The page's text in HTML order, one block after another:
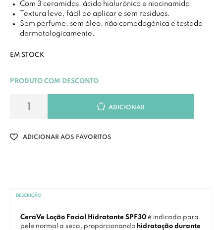
Com 3 ceramidas, ácido hialurónico e niacinamida.
Textura leve, fácil de aplicar e sem resíduos.
Sem perfume, sem óleo, não comedogénica e testada
dermatologicamente.
EM STOCK
PRODUTO COM DESCONTO
ADICIONAR
ADICIONAR AOS FAVORITOS
DESCRIÇÃO
CeraVe Loção Facial Hidratante SPF30 é indicada para
pele normal a seca, proporcionando hidratação durante